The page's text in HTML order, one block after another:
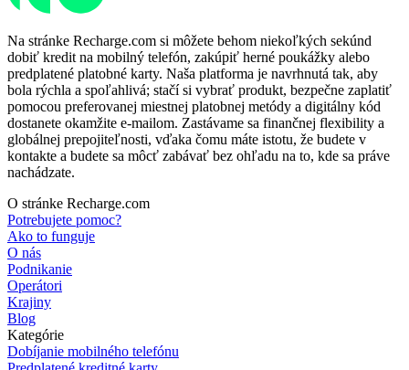
Na stránke Recharge.com si môžete behom niekoľkých sekúnd
dobiť kredit na mobilný telefón, zakúpiť herné poukážky alebo
predplatené platobné karty. Naša platforma je navrhnutá tak, aby
bola rýchla a spoľahlivá; stačí si vybrať produkt, bezpečne zaplatiť
pomocou preferovanej miestnej platobnej metódy a digitálny kód
dostanete okamžite e-mailom. Zastávame sa finančnej flexibility a
globálnej prepojiteľnosti, vďaka čomu máte istotu, že budete v
kontakte a budete sa môcť zabávať bez ohľadu na to, kde sa práve
nachádzate.
O stránke Recharge.com
Potrebujete pomoc?
Ako to funguje
O nás
Podnikanie
Operátori
Krajiny
Blog
Kategórie
Dobíjanie mobilného telefónu